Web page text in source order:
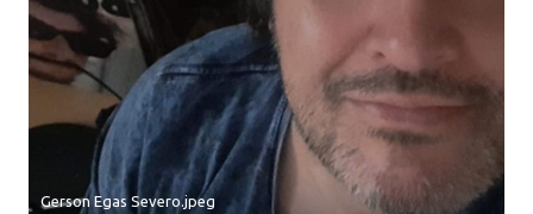
Gerson Egas Severo.jpeg